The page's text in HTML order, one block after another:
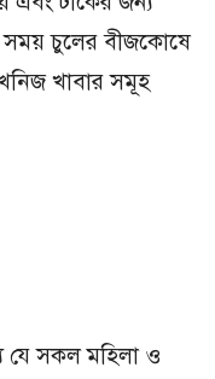
সময় চুলের বীজকোষে
খাবার সমূহ
যে সকল মহিলা ও